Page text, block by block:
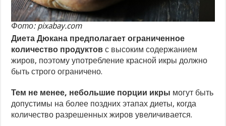
Фото: pixabay.com
Диета Дюкана предполагает ограниченное
количество продуктов с высоким содержанием
жиров, поэтому употребление красной икры должно
быть строго ограничено.
Тем не менее, небольшие порции икры могут быть
допустимы на более поздних этапах диеты, когда
количество разрешенных жиров увеличивается.